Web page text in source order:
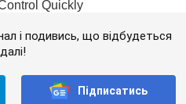
і подивись, що відбудеться
далі!
Підписатись